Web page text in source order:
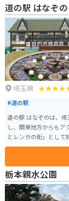
道の駅 はなぞの
埼玉県
#道の駅
道の駅 はなぞのは、
し、関東地方からもアクセス
とレンガの街」として
た料理や、レンガを使っ
所では、新鮮な深谷
ています。また、併設
気です。深谷ねぎをふ
ぞのの看板メニューとしておすすめです
国道17号は交通量が
栃本親水公園